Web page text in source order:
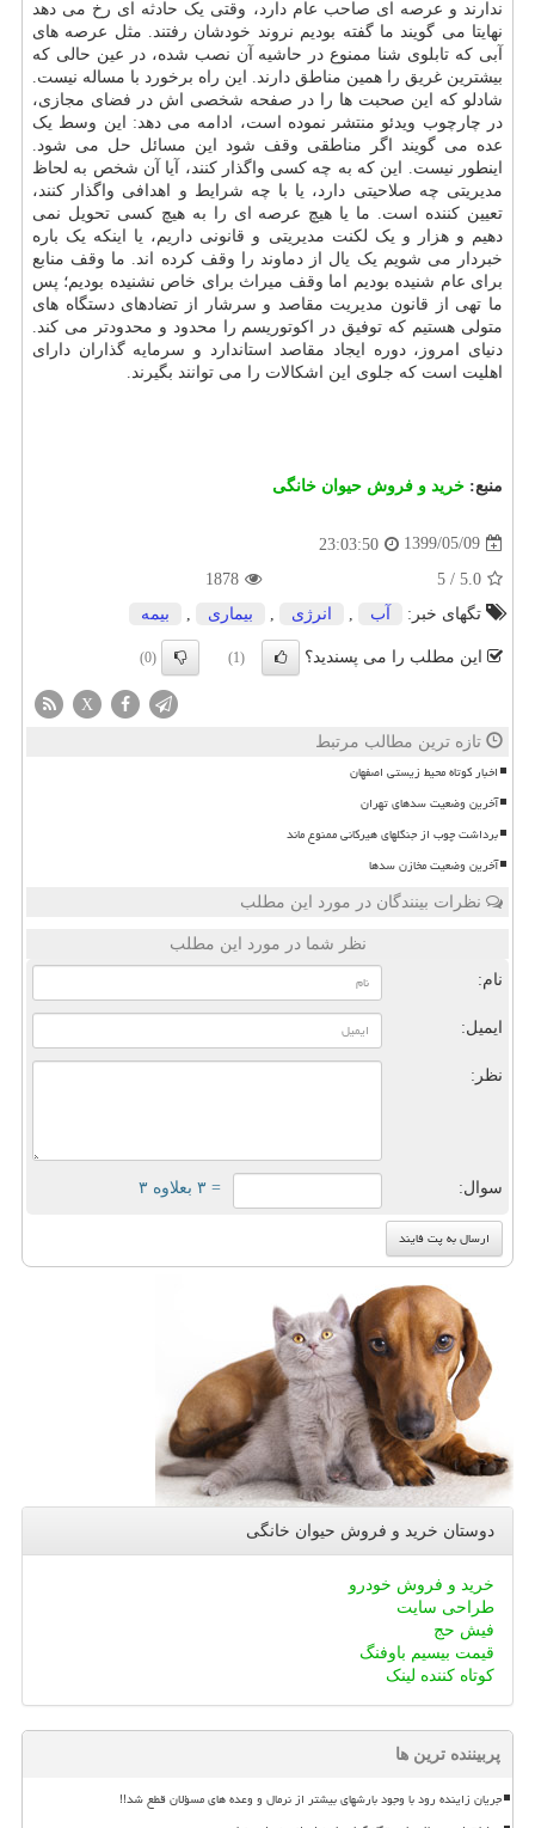
ندارند و عرصه ای صاحب عام دارد، وقتی یک حادثه ای رخ می دهد
نهایتا می گویند ما گفته بودیم نروند خودشان رفتند. مثل عرصه های
آبی که تابلوی شنا ممنوع در حاشیه آن نصب شده، در عین حالی که
بیشترین غریق را همین مناطق دارند. این راه برخورد با مساله نیست.
شادلو که این صحبت ها را در صفحه شخصی اش در فضای مجازی،
در چارچوب ویدئو منتشر نموده است، ادامه می دهد: این وسط یک
عده می گویند اگر مناطقی وقف شود این مسائل حل می شود.
اینطور نیست. این که به چه کسی واگذار کنند، آیا آن شخص به لحاظ
مدیریتی چه صلاحیتی دارد، یا با چه شرایط و اهدافی واگذار کنند،
تعیین کننده است. ما یا هیچ عرصه ای را به هیچ کسی تحویل نمی
دهیم و هزار و یک لکنت مدیریتی و قانونی داریم، یا اینکه یک باره
خبردار می شویم یک یال از دماوند را وقف کرده اند. ما وقف منابع
برای عام شنیده بودیم اما وقف میراث برای خاص نشنیده بودیم؛ پس
ما تهی از قانون مدیریت مقاصد و سرشار از تضادهای دستگاه های
متولی هستیم که توفیق در اکوتوریسم را محدود و محدودتر می کند.
دنیای امروز، دوره ایجاد مقاصد استاندارد و سرمایه گذاران دارای
اهلیت است که جلوی این اشکالات را می توانند بگیرند.
منبع: خرید و فروش حیوان خانگی
1399/05/09
23:03:50
5.0
/
5
1878
تگهای خبر:
آب انرژی بیماری بیمه
این مطلب را می پسندید؟ (1)
(0)
X
تازه ترین مطالب مرتبط
اخبار کوتاه محیط زیستی اصفهان
آخرین وضعیت سدهای تهران
برداشت چوب از جنگلهای هیرکانی ممنوع ماند
آخرین وضعیت مخازن سدها
نظرات بینندگان در مورد این مطلب
نظر شما در مورد این مطلب
نام:
ایمیل:
نظر:
سوال: = ۳ بعلاوه ۳
دوستان خرید و فروش حیوان خانگی
خرید و فروش خودرو
طراحی سایت
فیش حج
قیمت بیسیم باوفنگ
کوتاه کننده لینک
پربیننده ترین ها
جریان زاینده رود با وجود بارشهای بیشتر از نرمال و وعده های مسؤلان قطع شد!!